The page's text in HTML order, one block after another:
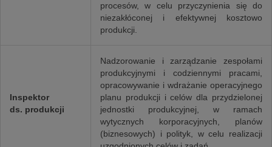
procesów, w celu przyczynienia się do
niezakłóconej i efektywnej kosztowo
produkcji.
Inspektor
ds. produkcji
Nadzorowanie i zarządzanie zespołami
produkcyjnymi i codziennymi pracami,
opracowywanie i wdrażanie operacyjnego
planu produkcji i celów dla przydzielonej
jednostki produkcyjnej, w ramach
wytycznych korporacyjnych, planów
(biznesowych) i polityk, w celu realizacji